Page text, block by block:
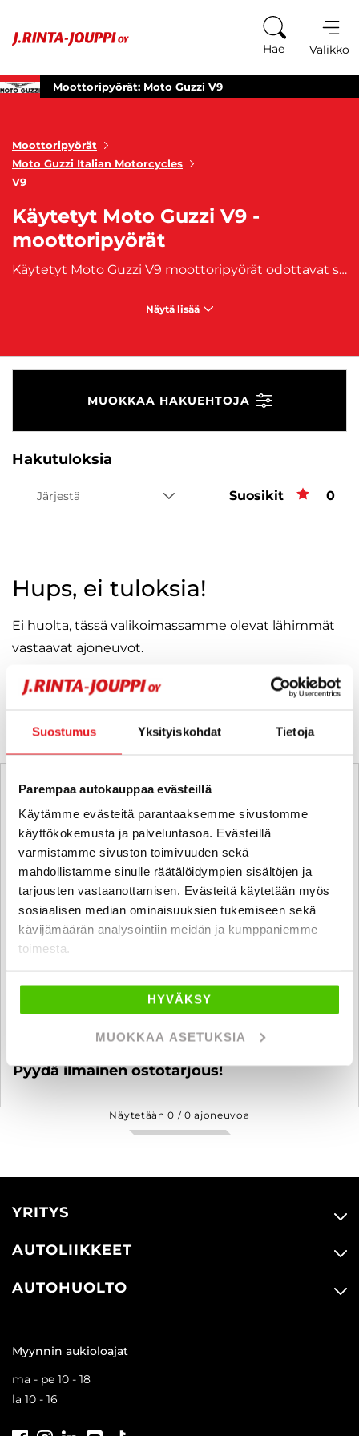
Suostumus Yksityiskohdat Tietoja
Parempaa autokauppaa evästeillä
Käytämme evästeitä parantaaksemme sivustomme
käyttökokemusta ja palveluntasoa. Evästeillä
varmistamme sivuston toimivuuden sekä
mahdollistamme sinulle räätälöidympien sisältöjen ja
tarjousten vastaanottamisen. Evästeitä käytetään myös
sosiaalisen median ominaisuuksien tukemiseen sekä
kävijämäärän analysointiin meidän ja kumppaniemme
toimesta.
HYVÄKSY
MUOKKAA ASETUKSIA
Hae Valikko
Moottoripyörät: Moto Guzzi V9
Moottoripyörät
Moto Guzzi Italian Motorcycles
V9
Käytetyt Moto Guzzi V9 -
moottoripyörät
Käytetyt Moto Guzzi V9 moottoripyörät odottavat sinua – retrotyyliä ja voimaa ajoelämyksiin. V9-sarja yhdistää nostalgisen ilmeen ja modernit ominaisuudet tarjoten moottoripyöräilyn ystäville ainutlaatuisen kokemuksen. Käytetyt Moto Guzzi V9 moottoripyörämme ovat valmiita viemään sinut retroseikkailuihin tien päälle. Valikoimastamme löydät erilaisia malleja, jotka tarjoavat retrohenkeä ja voimakasta suorituskykyä. Jokainen pyörä yhdistää tyylin, voiman ja modernit ominaisuudet ainutlaatuisella tavalla. Selaa valikoimaamme ja löydä itsellesi sopiva käytetty Moto Guzzi V9 moottoripyörä. Omista retrotyyliä henkivä ajokumppani ja lähde seikkailuun tien päälle Moto Guzzi V9:n kanssa. Koe voiman ja tyylikkyyden täydellinen yhdistelmä jokaisella ajomatkalla. J. Rinta-Joupilta ostat käytetyt Moto Guzzi V9-moottoripyörät turvallisesti ja helposti. Muista myös edullinen
Näytä lisää
MUOKKAA HAKUEHTOJA
Hakutuloksia
Järjestä Suosikit 0
Hups, ei tuloksia!
Ei huolta, tässä valikoimassamme olevat lähimmät
vastaavat ajoneuvot.
KATSO VASTAAVANLAISET AUTOT
Pyydä ilmainen ostotarjous!
Näytetään0 /0 ajoneuvoa
YRITYS
AUTOLIIKKEET
AUTOHUOLTO
Myynnin aukioloajat
ma - pe 10 - 18
la 10 - 16